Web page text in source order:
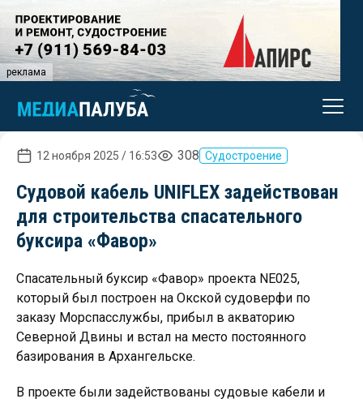
реклама
12 ноября 2025 / 16:53 308 Судостроение
Судовой кабель UNIFLEX задействован
для строительства спасательного
буксира «Фавор»
Спасательный буксир «Фавор» проекта NE025,
который был построен на Окской судоверфи по
заказу Морспасслужбы, прибыл в акваторию
Северной Двины и встал на место постоянного
базирования в Архангельске.
В проекте были задействованы судовые кабели и